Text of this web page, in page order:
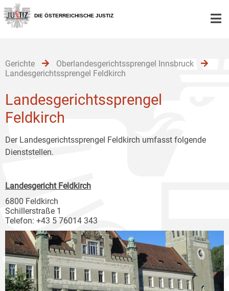
Zur
Hauptnavigation
[1]
Zum
Inhalt
[2]
Zum
Untermenü
[3]
DIE ÖSTERREICHISCHE JUSTIZ
Gerichte
Oberlandesgerichtssprengel Innsbruck
Landesgerichtssprengel Feldkirch
Landesgerichtssprengel
Feldkirch
Der Landesgerichtssprengel Feldkirch umfasst folgende
Dienststellen.
Landesgericht Feldkirch
6800 Feldkirch
Schillerstraße 1
Telefon: +43 5 76014 343